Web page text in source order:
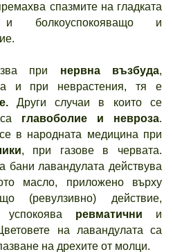
спазмите на гладката
болкоуспокояващо и
при нервна възбуда,
и при неврастения, тя е
Други случаи в които се
са главоболие и невроза.
в народната медицина при
, при газове в червата.
лавандулата действува
масло, приложено върху
(ревулзивно) действие,
ревматични и
на лавандулата са
на дрехите от молци.